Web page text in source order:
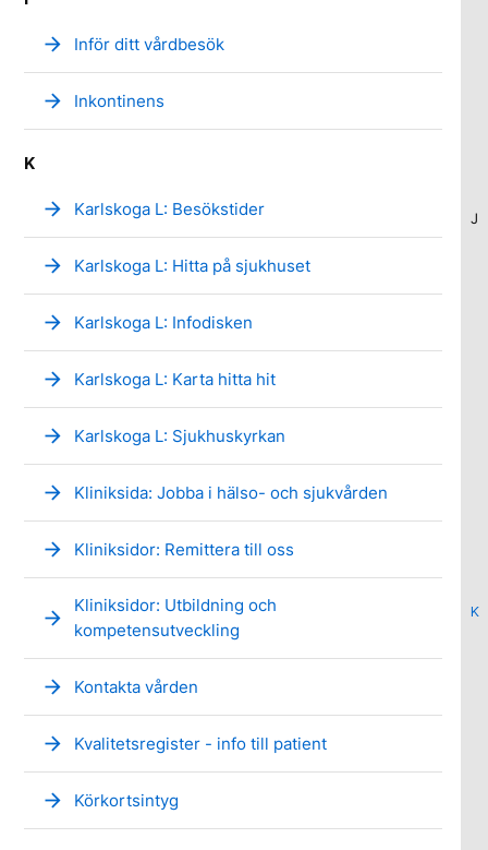
J
K
arrow_forward Inför ditt vårdbesök
arrow_forward Inkontinens
K
arrow_forward Karlskoga L: Besökstider
arrow_forward Karlskoga L: Hitta på sjukhuset
arrow_forward Karlskoga L: Infodisken
arrow_forward Karlskoga L: Karta hitta hit
arrow_forward Karlskoga L: Sjukhuskyrkan
arrow_forward Kliniksida: Jobba i hälso- och sjukvården
arrow_forward Kliniksidor: Remittera till oss
arrow_forward
Kliniksidor: Utbildning och
kompetensutveckling
arrow_forward Kontakta vården
arrow_forward Kvalitetsregister - info till patient
arrow_forward Körkortsintyg